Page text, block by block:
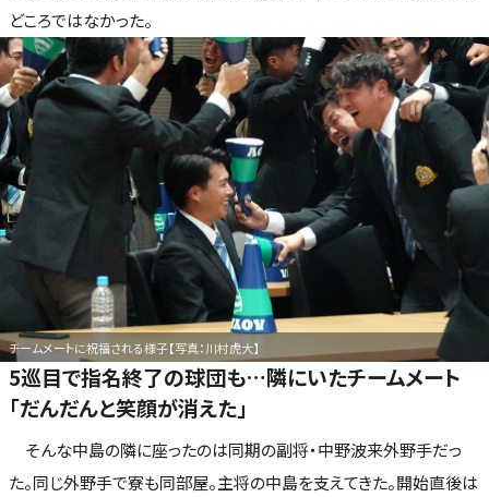
どころではなかった。
チームメートに祝福される様子【写真：川村虎大】
5巡目で指名終了の球団も…隣にいたチームメート
「だんだんと笑顔が消えた」
そんな中島の隣に座ったのは同期の副将・中野波来外野手だっ
た。同じ外野手で寮も同部屋。主将の中島を支えてきた。開始直後は